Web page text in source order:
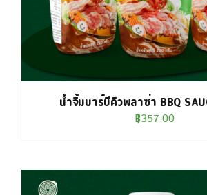
น้ำจิ้มบาร์บีคิวพลาซ่า BBQ
฿357.00